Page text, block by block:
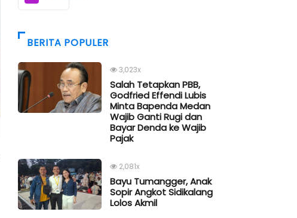
BERITA POPULER
3,023x
Salah Tetapkan PBB,
Godfried Effendi Lubis
Minta Bapenda Medan
Wajib Ganti Rugi dan
Bayar Denda ke Wajib
Pajak
2,081x
Bayu Tumangger, Anak
Sopir Angkot Sidikalang
Lolos Akmil